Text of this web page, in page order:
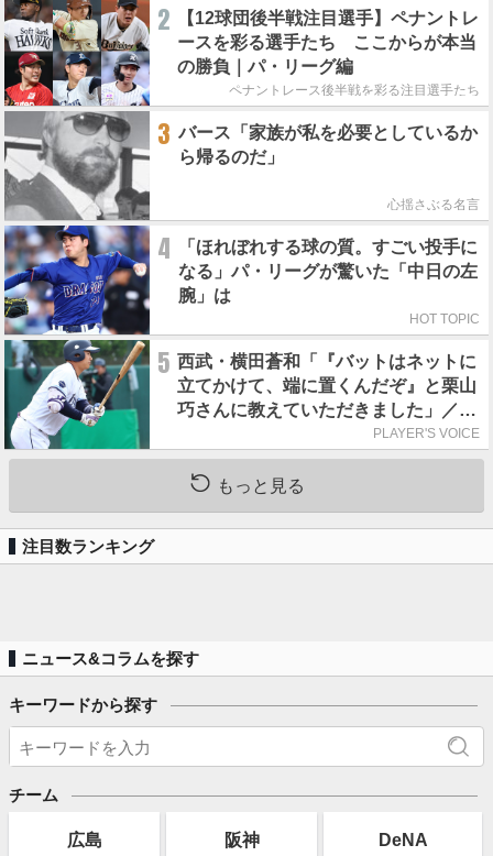
2
【12球団後半戦注目選手】ペナントレ
ースを彩る選手たち ここからが本当
の勝負｜パ・リーグ編
ペナントレース後半戦を彩る注目選手たち
3 バース「家族が私を必要としているか
ら帰るのだ」
心揺さぶる名言
4
「ほれぼれする球の質。すごい投手に
なる」パ・リーグが驚いた「中日の左
腕」は
HOT TOPIC
5 西武・横田蒼和「『バットはネットに
立てかけて、端に置くんだぞ』と栗山
巧さんに教えていただきました」／憧
PLAYER'S VOICE
もっと見る
注目数ランキング
ニュース&コラムを探す
キーワードから探す
チーム
広島 阪神 DeNA